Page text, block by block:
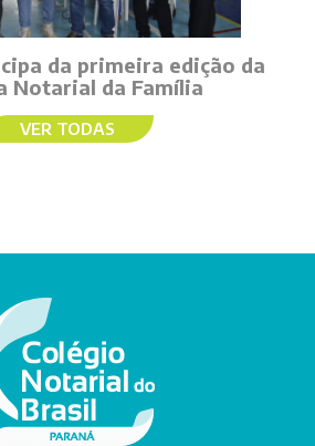
da primeira edição da
Notarial da Família
VER TODAS